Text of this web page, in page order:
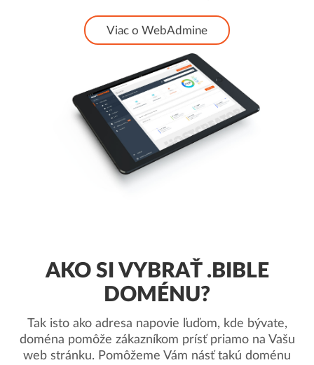
Viac o WebAdmine
AKO SI VYBRAŤ .BIBLE
DOMÉNU?
Tak isto ako adresa napovie ľuďom, kde bývate,
doména pomôže zákazníkom prísť priamo na Vašu
web stránku. Pomôžeme Vám násť takú doménu